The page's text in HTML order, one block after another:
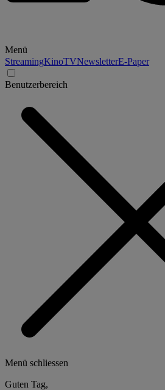
Menü
StreamingKinoTVNewsletterE-Paper
Benutzerbereich
Menü schliessen
Guten Tag,